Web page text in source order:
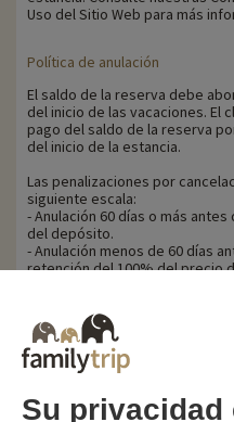
Uso del Sitio Web para más
Política de anulación
El saldo de la reserva debe
del inicio de las vacaciones. El
pago del saldo de la reserva
del inicio de la estancia.
Las penalizaciones por
siguiente escala:
- Anulación 60 días o más
del depósito.
- Anulación menos de 60 días
retención del 100% del precio
socio AREAS Assurances.
o en las 48 horas siguientes por
Su privacidad